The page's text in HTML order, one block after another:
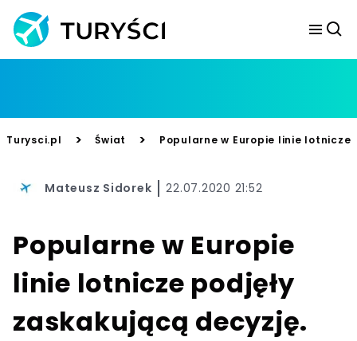
Turysci.pl > Świat > Popularne w Europie linie lotnicze
Mateusz Sidorek 22.07.2020 21:52
Popularne w Europie
linie lotnicze podjęły
zaskakującą decyzję.